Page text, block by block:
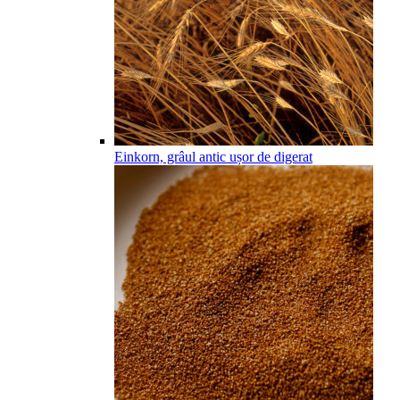
Einkorn, grâul antic ușor de digerat